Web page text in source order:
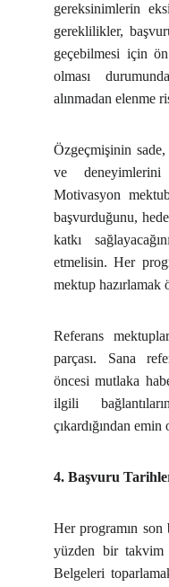
gereksinimlerin
gereklilikler,
geçebilmesi için
olması
alınmadan elenme
Özgeçmişinin
ve
Motivasyon
başvurduğunu,
katkı
etmelisin. Her
mektup hazırlamak
Referans
parçası. Sana
öncesi mutlaka
ilgili
çıkardığından emin
4. Başvuru
Her programın
yüzden bir takvim
Belgeleri